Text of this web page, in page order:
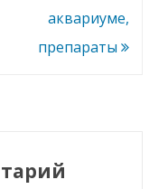
аквариуме,
препараты